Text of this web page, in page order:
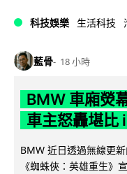
科技娛樂 生活科技
藍骨 18 小時
BMW 車廂熒
車主怒轟堪比
BMW 近日透過無線更
《蜘蛛俠：英雄重生》